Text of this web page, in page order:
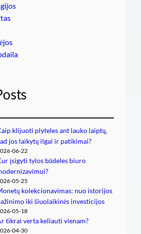
klijuoti plyteles ant lauko laiptų,
jos laikytų ilgai ir patikimai?
06-22
įsigyti tylos būdeles biuro
05-25
kolekcionavimas: nuo istorijos
iki šiuolaikinės investicijos
05-18
tikrai verta keliauti vienam?
04-30